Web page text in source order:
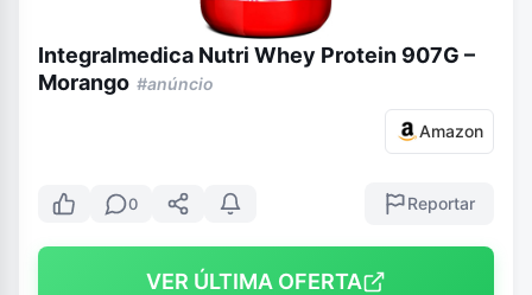
Integralmedica Nutri Whey Protein 907G –
Morango #anúncio
Amazon
0 Reportar
VER ÚLTIMA OFERTA